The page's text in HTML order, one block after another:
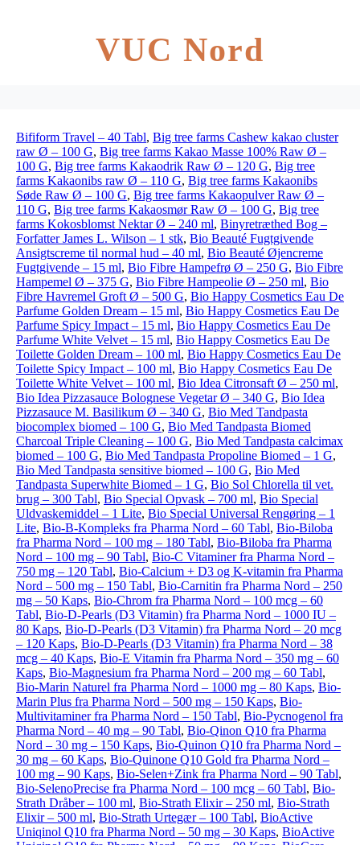
VUC Nord
Bifiform Travel – 40 Tabl, Big tree farms Cashew kakao cluster
raw Ø – 100 G, Big tree farms Kakao Masse 100% Raw Ø –
100 G, Big tree farms Kakaodrik Raw Ø – 120 G, Big tree
farms Kakaonibs raw Ø – 110 G, Big tree farms Kakaonibs
Søde Raw Ø – 100 G, Big tree farms Kakaopulver Raw Ø –
110 G, Big tree farms Kakaosmør Raw Ø – 100 G, Big tree
farms Kokosblomst Nektar Ø – 240 ml, Binyretræthed Bog –
Forfatter James L. Wilson – 1 stk, Bio Beauté Fugtgivende
Ansigtscreme til normal hud – 40 ml, Bio Beauté Øjencreme
Fugtgivende – 15 ml, Bio Fibre Hampefrø Ø – 250 G, Bio Fibre
Hampemel Ø – 375 G, Bio Fibre Hampeolie Ø – 250 ml, Bio
Fibre Havremel Groft Ø – 500 G, Bio Happy Cosmetics Eau De
Parfume Golden Dream – 15 ml, Bio Happy Cosmetics Eau De
Parfume Spicy Impact – 15 ml, Bio Happy Cosmetics Eau De
Parfume White Velvet – 15 ml, Bio Happy Cosmetics Eau De
Toilette Golden Dream – 100 ml, Bio Happy Cosmetics Eau De
Toilette Spicy Impact – 100 ml, Bio Happy Cosmetics Eau De
Toilette White Velvet – 100 ml, Bio Idea Citronsaft Ø – 250 ml,
Bio Idea Pizzasauce Bolognese Vegetar Ø – 340 G, Bio Idea
Pizzasauce M. Basilikum Ø – 340 G, Bio Med Tandpasta
biocomplex biomed – 100 G, Bio Med Tandpasta Biomed
Charcoal Triple Cleaning – 100 G, Bio Med Tandpasta calcimax
biomed – 100 G, Bio Med Tandpasta Propoline Biomed – 1 G,
Bio Med Tandpasta sensitive biomed – 100 G, Bio Med
Tandpasta Superwhite Biomed – 1 G, Bio Sol Chlorella til vet.
brug – 300 Tabl, Bio Special Opvask – 700 ml, Bio Special
Uldvaskemiddel – 1 Lite, Bio Special Universal Rengøring – 1
Lite, Bio-B-Kompleks fra Pharma Nord – 60 Tabl, Bio-Biloba
fra Pharma Nord – 100 mg – 180 Tabl, Bio-Biloba fra Pharma
Nord – 100 mg – 90 Tabl, Bio-C Vitaminer fra Pharma Nord –
750 mg – 120 Tabl, Bio-Calcium + D3 og K-vitamin fra Pharma
Nord – 500 mg – 150 Tabl, Bio-Carnitin fra Pharma Nord – 250
mg – 50 Kaps, Bio-Chrom fra Pharma Nord – 100 mcg – 60
Tabl, Bio-D-Pearls (D3 Vitamin) fra Pharma Nord – 1000 IU –
80 Kaps, Bio-D-Pearls (D3 Vitamin) fra Pharma Nord – 20 mcg
– 120 Kaps, Bio-D-Pearls (D3 Vitamin) fra Pharma Nord – 38
mcg – 40 Kaps, Bio-E Vitamin fra Pharma Nord – 350 mg – 60
Kaps, Bio-Magnesium fra Pharma Nord – 200 mg – 60 Tabl,
Bio-Marin Naturel fra Pharma Nord – 1000 mg – 80 Kaps, Bio-
Marin Plus fra Pharma Nord – 500 mg – 150 Kaps, Bio-
Multivitaminer fra Pharma Nord – 150 Tabl, Bio-Pycnogenol fra
Pharma Nord – 40 mg – 90 Tabl, Bio-Qinon Q10 fra Pharma
Nord – 30 mg – 150 Kaps, Bio-Quinon Q10 fra Pharma Nord –
30 mg – 60 Kaps, Bio-Quinone Q10 Gold fra Pharma Nord –
100 mg – 90 Kaps, Bio-Selen+Zink fra Pharma Nord – 90 Tabl,
Bio-SelenoPrecise fra Pharma Nord – 100 mcg – 60 Tabl, Bio-
Strath Dråber – 100 ml, Bio-Strath Elixir – 250 ml, Bio-Strath
Elixir – 500 ml, Bio-Strath Urtegær – 100 Tabl, BioActive
Uniqinol Q10 fra Pharma Nord – 50 mg – 30 Kaps, BioActive